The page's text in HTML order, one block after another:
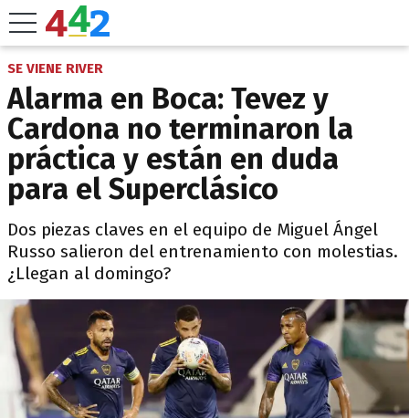
SE VIENE RIVER
Alarma en Boca: Tevez y
Cardona no terminaron la
práctica y están en duda
para el Superclásico
Dos piezas claves en el equipo de Miguel Ángel
Russo salieron del entrenamiento con molestias.
¿Llegan al domingo?